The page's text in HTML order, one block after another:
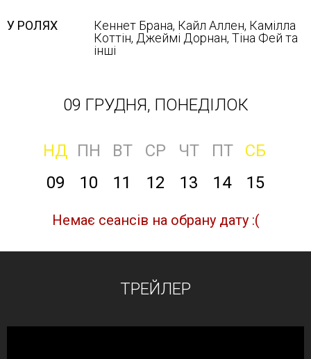
У РОЛЯХ
Кеннет Брана, Кайл Аллен, Камілла
Коттін, Джеймі Дорнан, Тіна Фей та
інші
09 ГРУДНЯ, ПОНЕДІЛОК
НД ПН ВТ СР ЧТ ПТ
СБ
09
10 11 12 13 14 15
Немає сеансів на обрану дату :(
ТРЕЙЛЕР